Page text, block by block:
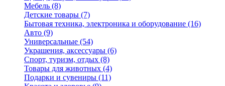
Мебель (8)
Детские товары (7)
Бытовая техника, электроника и оборудование (16)
Авто (9)
Универсальные (54)
Украшения, аксессуары (6)
Спорт, туризм, отдых (8)
Товары для животных (4)
Подарки и сувениры (11)